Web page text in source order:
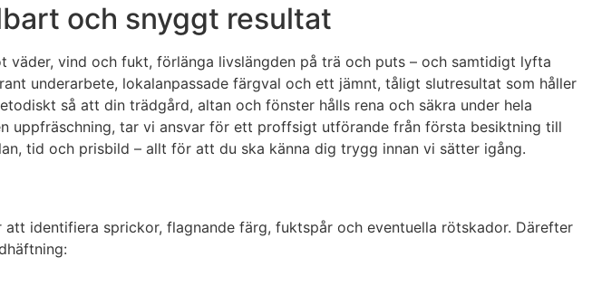
och snyggt resultat
väder, vind och fukt, förlänga livslängden på trä och puts – och samtidigt lyfta
underarbete, lokalanpassade färgval och ett jämnt, tåligt slutresultat som håller
så att din trädgård, altan och fönster hålls rena och säkra under hela
uppfräschning, tar vi ansvar för ett proffsigt utförande från första besiktning till
tid och prisbild – allt för att du ska känna dig trygg innan vi sätter igång.
identifiera sprickor, flagnande färg, fuktspår och eventuella rötskador. Därefter